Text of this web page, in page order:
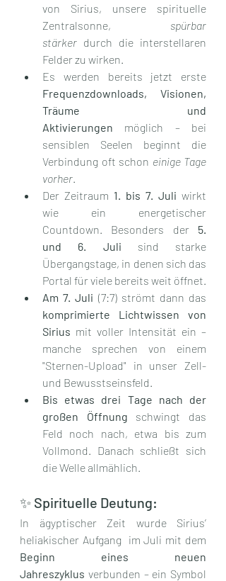
von Sirius, unsere spirituelle
Zentralsonne, spürbar
stärker durch die interstellaren
Felder zu wirken.
Frequenzdownloads, Visionen,
Träume und
Aktivierungen möglich – bei
sensiblen Seelen beginnt die
Verbindung oft schon einige Tage
vorher.
Der Zeitraum 1. bis 7. Juli wirkt
wie ein energetischer
Countdown. Besonders der 5.
und 6. Juli sind starke
Übergangstage, in denen sich das
Portal für viele bereits weit öffnet.
Am 7. Juli
komprimierte Lichtwissen von
Sirius mit voller Intensität ein –
manche sprechen von einem
"Sternen-Upload" in unser Zell-
und Bewusstseinsfeld.
Bis etwas drei Tage nach der
großen Öffnung schwingt das
Feld noch nach, etwa bis zum
Vollmond. Danach schließt sich
die Welle allmählich.
✨ Spirituelle Deutung:
In ägyptischer Zeit wurde Sirius’
Beginn eines neuen
Jahreszyklus verbunden – ein Symbol